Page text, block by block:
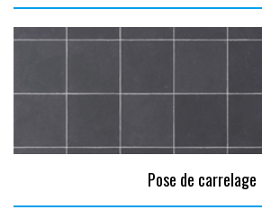
Pose de carrelage